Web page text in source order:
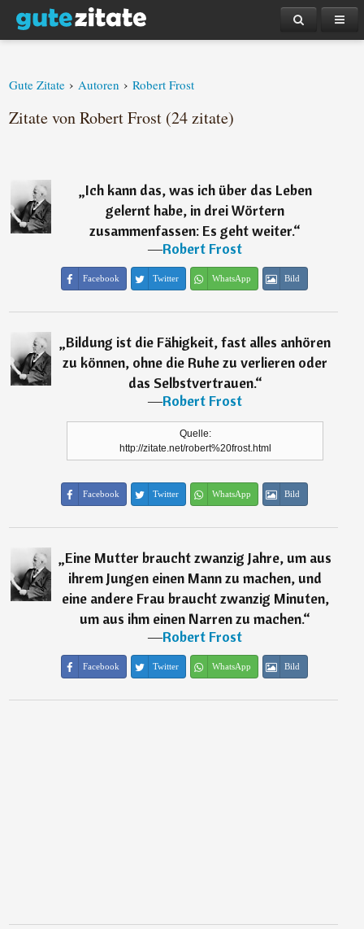
Gute Zitate › Autoren › Robert Frost
Zitate von Robert Frost (24 zitate)
„Ich kann das, was ich über das Leben
gelernt habe, in drei Wörtern
zusammenfassen: Es geht weiter.“
―Robert Frost
Facebook Twitter WhatsApp Bild
„Bildung ist die Fähigkeit, fast alles anhören
zu können, ohne die Ruhe zu verlieren oder
das Selbstvertrauen.“
―Robert Frost
Quelle:
http://zitate.net/robert%20frost.html
Facebook Twitter WhatsApp Bild
„Eine Mutter braucht zwanzig Jahre, um aus
ihrem Jungen einen Mann zu machen, und
eine andere Frau braucht zwanzig Minuten,
um aus ihm einen Narren zu machen.“
―Robert Frost
Facebook Twitter WhatsApp Bild